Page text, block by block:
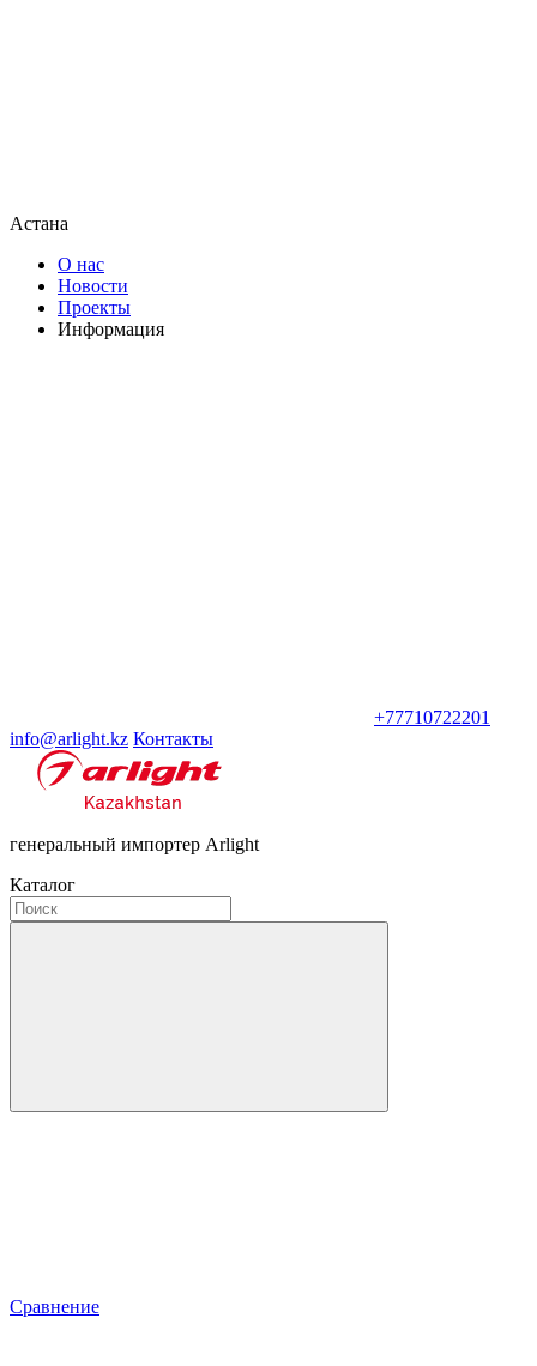
Астана
О нас
Новости
Проекты
Информация
+77710722201
info@arlight.kz Контакты
генеральный импортер Arlight
Каталог
Сравнение